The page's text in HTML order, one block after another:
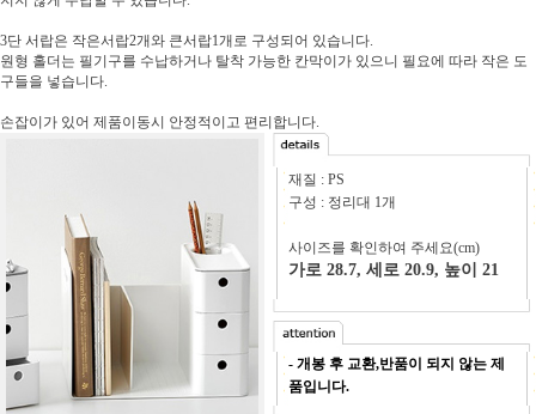
3단 서랍은 작은서랍2개와 큰서랍1개로 구성되어 있습니다.
원형 홀더는 필기구를 수납하거나 탈착 가능한 칸막이가 있으니 필요에 따라 작은 도
구들을 넣습니다.
손잡이가 있어 제품이동시 안정적이고 편리합니다.
재질 : PS
구성 : 정리대 1개
사이즈를 확인하여 주세요(cm)
가로 28.7, 세로 20.9, 높이 21
- 개봉 후 교환,반품이 되지 않는 제
품입니다.